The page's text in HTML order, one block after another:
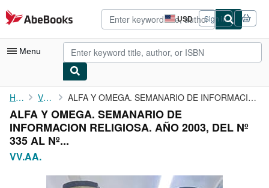
Skip to main content
AbeBooks.com USD
Site
shopping
preferences
Sign in
Menu
My Account
My Purchases
Advanced Search
Browse Collections
Home VV.AA. ALFA Y OMEGA. SEMANARIO DE INFORMACION RELIGIOSA. AÑO 2003, DEL ...
ALFA Y OMEGA. SEMANARIO DE
INFORMACION RELIGIOSA. AÑO 2003, DEL Nº
335 AL Nº...
VV.AA.